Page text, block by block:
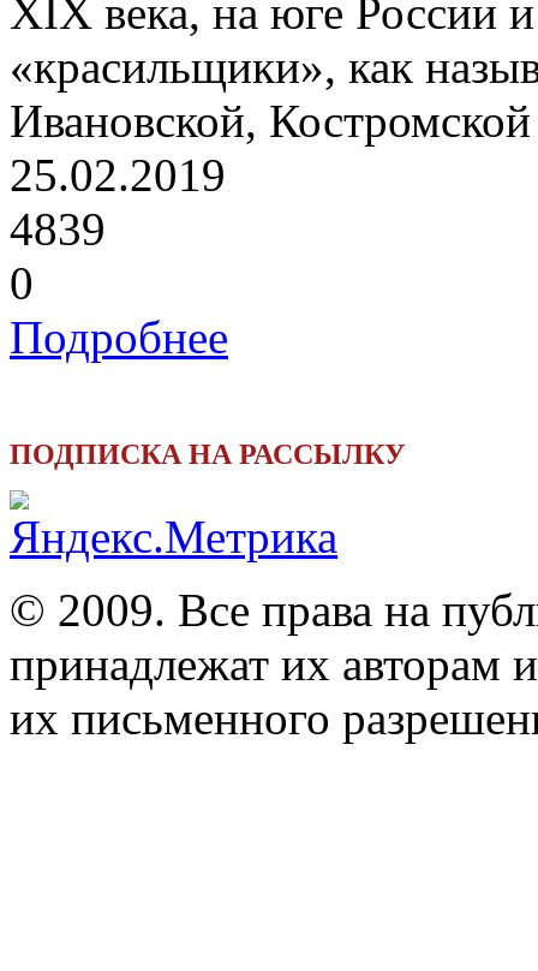
XIX века, на юге России
«красильщики», как
Ивановской,
25.02.2019
4839
0
Подробнее
ПОДПИСКА НА РАССЫЛКУ
© 2009. Все права на
принадлежат их авторам
их письменного